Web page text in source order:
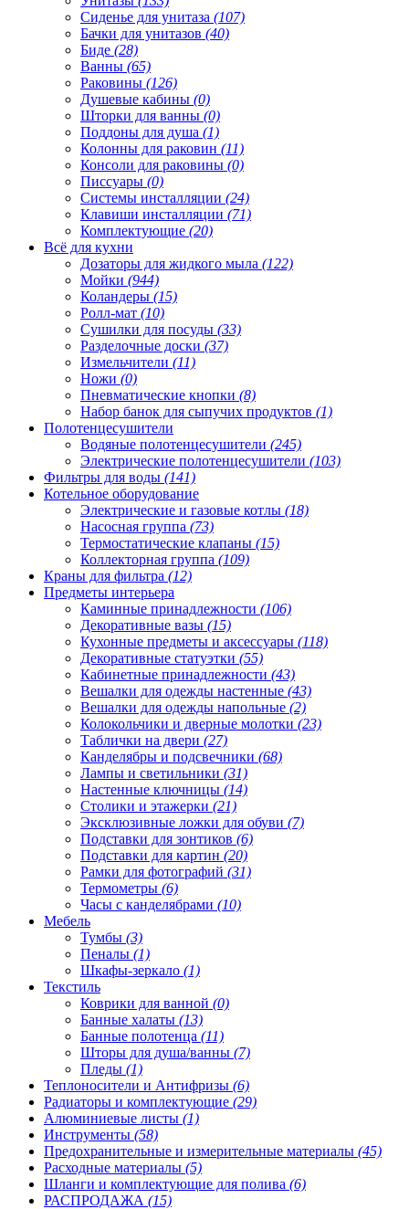
Сиденье для унитаза (107)
Бачки для унитазов (40)
Биде (28)
Ванны (65)
Раковины (126)
Душевые кабины (0)
Шторки для ванны (0)
Поддоны для душа (1)
Колонны для раковин (11)
Консоли для раковины (0)
Писсуары (0)
Системы инсталляции (24)
Клавиши инсталляции (71)
Комплектующие (20)
Всё для кухни
Дозаторы для жидкого мыла (122)
Мойки (944)
Коландеры (15)
Ролл-мат (10)
Сушилки для посуды (33)
Разделочные доски (37)
Измельчители (11)
Ножи (0)
Пневматические кнопки (8)
Набор банок для сыпучих продуктов (1)
Полотенцесушители
Водяные полотенцесушители (245)
Электрические полотенцесушители (103)
Фильтры для воды (141)
Котельное оборудование
Электрические и газовые котлы (18)
Насосная группа (73)
Термостатические клапаны (15)
Коллекторная группа (109)
Краны для фильтра (12)
Предметы интерьера
Каминные принадлежности (106)
Декоративные вазы (15)
Кухонные предметы и аксессуары (118)
Декоративные статуэтки (55)
Кабинетные принадлежности (43)
Вешалки для одежды настенные (43)
Вешалки для одежды напольные (2)
Колокольчики и дверные молотки (23)
Таблички на двери (27)
Канделябры и подсвечники (68)
Лампы и светильники (31)
Настенные ключницы (14)
Столики и этажерки (21)
Эксклюзивные ложки для обуви (7)
Подставки для зонтиков (6)
Подставки для картин (20)
Рамки для фотографий (31)
Термометры (6)
Часы с канделябрами (10)
Мебель
Тумбы (3)
Пеналы (1)
Шкафы-зеркало (1)
Текстиль
Коврики для ванной (0)
Банные халаты (13)
Банные полотенца (11)
Шторы для душа/ванны (7)
Пледы (1)
Теплоносители и Антифризы (6)
Радиаторы и комплектующие (29)
Алюминиевые листы (1)
Инструменты (58)
Предохранительные и измерительные материалы (45)
Расходные материалы (5)
Шланги и комплектующие для полива (6)
РАСПРОДАЖА (15)